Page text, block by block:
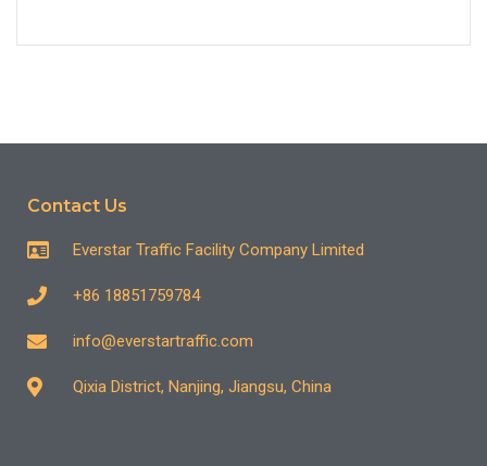
Contact Us
Everstar Traffic Facility Company Limited
+86 18851759784
info@everstartraffic.com
Qixia District, Nanjing, Jiangsu, China